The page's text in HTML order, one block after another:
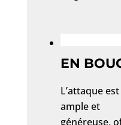
EN
L’attaque est
ample et
généreuse,